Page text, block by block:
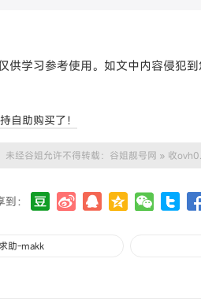
供学习参考使用。如文中内容侵犯
自助购买了！
未经谷姐允许不得转载： 谷姐靓号网 » 收
：
助-makk